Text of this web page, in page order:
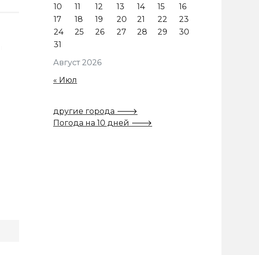
Август 2026
10
11 12 13 14 15
16
17
18 19 20 21 22
23
24
25 26 27 28 29
30
31
« Июл
другие города 🡒
Погода на 10 дней 🡒